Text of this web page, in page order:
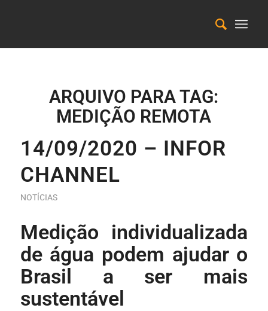
ARQUIVO PARA TAG:
MEDIÇÃO REMOTA
14/09/2020 – INFOR
CHANNEL
NOTÍCIAS
Medição individualizada
de água podem ajudar o
Brasil a ser mais
sustentável